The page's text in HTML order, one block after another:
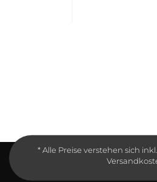
* Alle Preise verstehen sich